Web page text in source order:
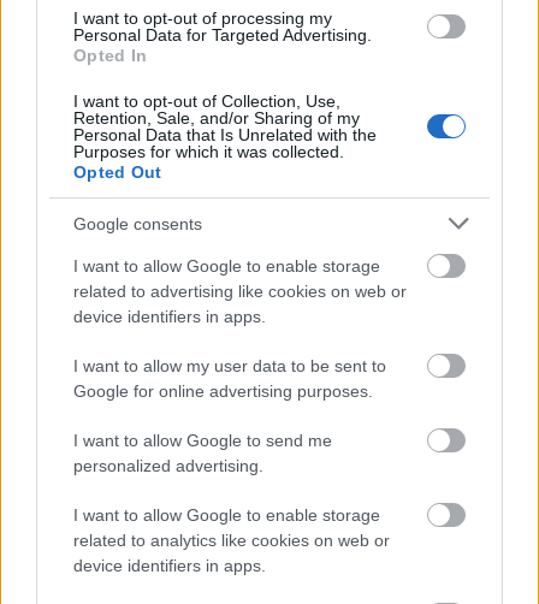
I want to opt-out of processing my
Personal Data for Targeted Advertising.
Opted In
I want to opt-out of Collection, Use,
Retention, Sale, and/or Sharing of my
Personal Data that Is Unrelated with the
Purposes for which it was collected.
Opted Out
Google consents
I want to allow Google to enable storage
related to advertising like cookies on web or
device identifiers in apps.
I want to allow my user data to be sent to
Google for online advertising purposes.
I want to allow Google to send me
personalized advertising.
I want to allow Google to enable storage
related to analytics like cookies on web or
device identifiers in apps.
ΑΣΕΠ: Εξ αποστάσεως η πιο Εύκολη
Πιστοποίηση Υπολογιστών σε 2
μέρες
Μάθε πρώτος όλες τις σημαντικές
ειδήσεις.
Βάλε το proson.gr στα αποτελέσματα
Δημοφιλείς Ειδήσεις